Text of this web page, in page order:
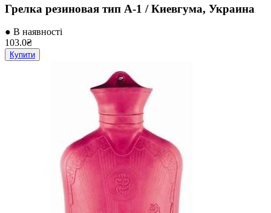
Грелка резиновая тип А-1 / Киевгума, Украина
● В наявності
103.0₴
Купити